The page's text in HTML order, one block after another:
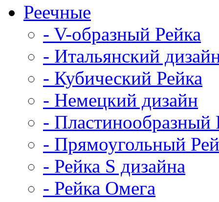
Реечные
- V-образный Рейка
- Итальянский
- Кубический Рейка
- Немецкий дизайн
- Пластинообразный
- Прямоугольный
- Рейка S дизайна
- Рейка Омега